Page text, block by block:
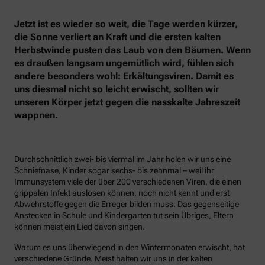
Jetzt ist es wieder so weit, die Tage werden kürzer,
die Sonne verliert an Kraft und die ersten kalten
Herbstwinde pusten das Laub von den Bäumen. Wenn
es draußen langsam ungemütlich wird, fühlen sich
andere besonders wohl: Erkältungsviren. Damit es
uns diesmal nicht so leicht erwischt, sollten wir
unseren Körper jetzt gegen die nasskalte Jahreszeit
wappnen.
Durchschnittlich zwei- bis viermal im Jahr holen wir uns eine
Schniefnase, Kinder sogar sechs- bis zehnmal – weil ihr
Immunsystem viele der über 200 verschiedenen Viren, die einen
grippalen Infekt auslösen können, noch nicht kennt und erst
Abwehrstoffe gegen die Erreger bilden muss. Das gegenseitige
Anstecken in Schule und Kindergarten tut sein Übriges, Eltern
können meist ein Lied davon singen.
Warum es uns überwiegend in den Wintermonaten erwischt, hat
verschiedene Gründe. Meist halten wir uns in der kalten